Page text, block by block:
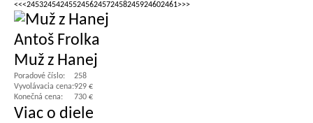
<<<245324542455245624572458245924602461>>>
Antoš Frolka
Muž z Hanej
Poradové číslo:
258
Vyvolávacia cena:929 €
Konečná cena:
730 €
Viac o diele